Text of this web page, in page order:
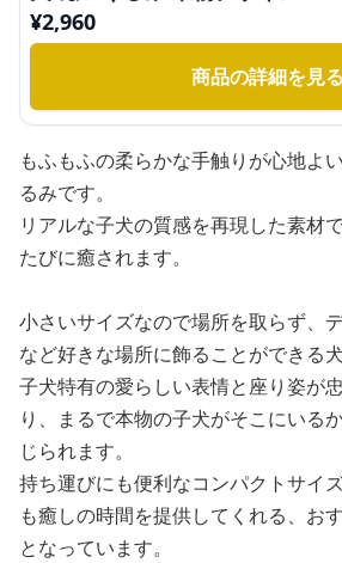
¥2,960
商品の詳細を見る
もふもふの柔らかな手触りが心地よ
るみです。
リアルな子犬の質感を再現した素材
たびに癒されます。
小さいサイズなので場所を取らず、
など好きな場所に飾ることができる
子犬特有の愛らしい表情と座り姿が
り、まるで本物の子犬がそこにいる
じられます。
持ち運びにも便利なコンパクトサイ
も癒しの時間を提供してくれる、お
となっています。